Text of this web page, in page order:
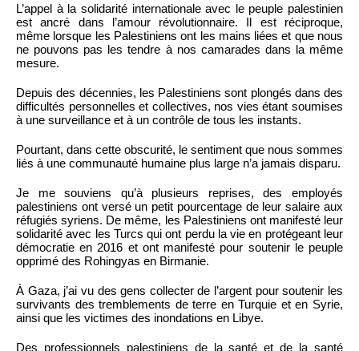
L’appel à la solidarité internationale avec le peuple palestinien
est ancré dans l’amour révolutionnaire. Il est réciproque,
même lorsque les Palestiniens ont les mains liées et que nous
ne pouvons pas les tendre à nos camarades dans la même
mesure.
Depuis des décennies, les Palestiniens sont plongés dans des
difficultés personnelles et collectives, nos vies étant soumises
à une surveillance et à un contrôle de tous les instants.
Pourtant, dans cette obscurité, le sentiment que nous sommes
liés à une communauté humaine plus large n’a jamais disparu.
Je me souviens qu’à plusieurs reprises, des employés
palestiniens ont versé un petit pourcentage de leur salaire aux
réfugiés syriens. De même, les Palestiniens ont manifesté leur
solidarité avec les Turcs qui ont perdu la vie en protégeant leur
démocratie en 2016 et ont manifesté pour soutenir le peuple
opprimé des Rohingyas en Birmanie.
À Gaza, j’ai vu des gens collecter de l’argent pour soutenir les
survivants des tremblements de terre en Turquie et en Syrie,
ainsi que les victimes des inondations en Libye.
Des professionnels palestiniens de la santé et de la santé